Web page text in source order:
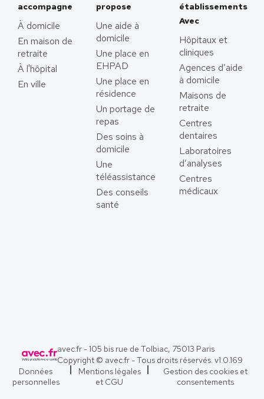
accompagne
À domicile
En maison de
retraite
À l'hôpital
En ville
propose
Une aide à
domicile
Une place en
EHPAD
Une place en
résidence
Un portage de
repas
Des soins à
domicile
Une
téléassistance
Des conseils
santé
établissements
Avec
Hôpitaux et
cliniques
Agences d’aide
à domicile
Maisons de
retraite
Centres
dentaires
Laboratoires
d’analyses
Centres
médicaux
avec.fr - 105 bis rue de Tolbiac, 75013 Paris
Copyright © avec.fr - Tous droits réservés. v1.0.169
Données
personnelles
Mentions légales
et CGU
Gestion des cookies et
consentements